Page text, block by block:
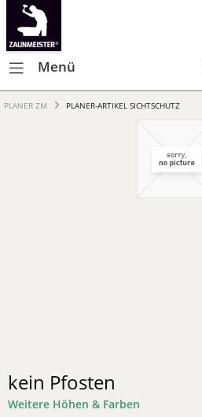
Menü
PLANER ZM PLANER-ARTIKEL SICHTSCHUTZ
kein Pfosten
Weitere Höhen & Farben